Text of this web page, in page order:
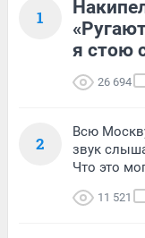
1
я стою
26 694
2
Всю
звук
Что это
11 521